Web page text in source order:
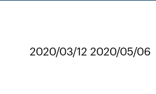
2020/03/12 2020/05/06